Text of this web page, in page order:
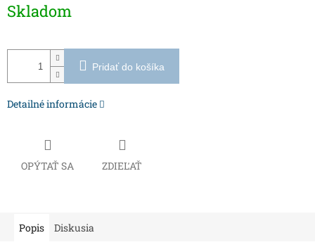
cena:
Skladom
Pridať do košíka
Detailné informácie
OPÝTAŤ SA ZDIEĽAŤ
Popis Diskusia